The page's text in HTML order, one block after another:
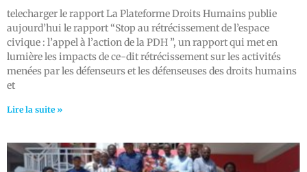
telecharger le rapport La Plateforme Droits Humains publie
aujourd’hui le rapport “Stop au rétrécissement de l’espace
civique : l’appel à l’action de la PDH ”, un rapport qui met en
lumière les impacts de ce-dit rétrécissement sur les activités
menées par les défenseurs et les défenseuses des droits humains
et
Lire la suite »